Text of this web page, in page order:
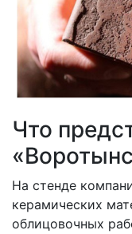
Что
На стенде
керамических
облицовочных